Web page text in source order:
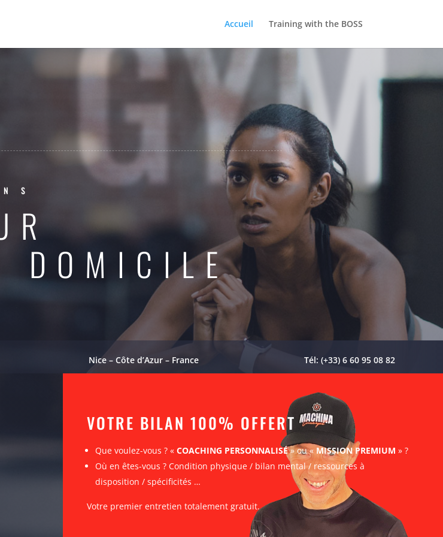
Accueil Training with the BOSS
GYM
DOMICILE
Nice – Côte d’Azur – France Tél: (+33) 6 60 95 08 82
VOTRE BILAN 100% OFFERT
Que voulez-vous ? « COACHING PERSONNALISÉ» ou « MISSION PREMIUM » ?
Où en êtes-vous ? Condition physique / bilan mental / ressources à
disposition / spécificités …
Votre premier entretien totalement gratuit.